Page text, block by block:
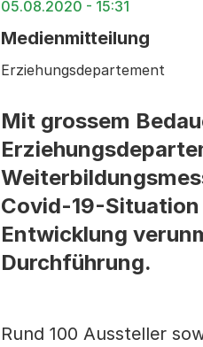
05.08.2020 - 15:31
Medienmitteilung
Erziehungsdepartement
Mit grossem
Covid-19-
Entwicklung
Durchführung.
Rund 100 Aussteller